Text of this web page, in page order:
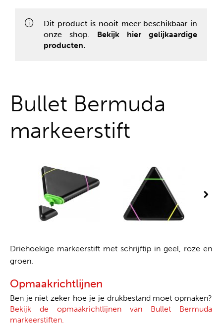
Dit product is nooit meer beschikbaar in
onze shop. Bekijk hier gelijkaardige
producten.
Bullet Bermuda
markeerstift
Driehoekige markeerstift met schrijftip in geel, roze en
groen.
Opmaakrichtlijnen
Ben je niet zeker hoe je je drukbestand moet opmaken?
Bekijk de opmaakrichtlijnen van Bullet Bermuda
markeerstiften.